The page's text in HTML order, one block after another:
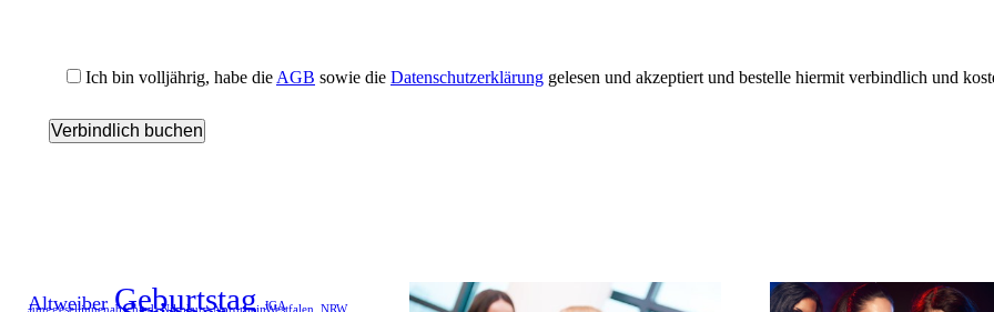
Ich bin volljährig, habe die AGB sowie die Datenschutzerklärung gelesen und akzeptiert und bestelle hiermit verbindlich und
Altweiber Geburtstag JGA
Junggesellinnenabschied Nikolaus Nordrhein Westfalen NRW